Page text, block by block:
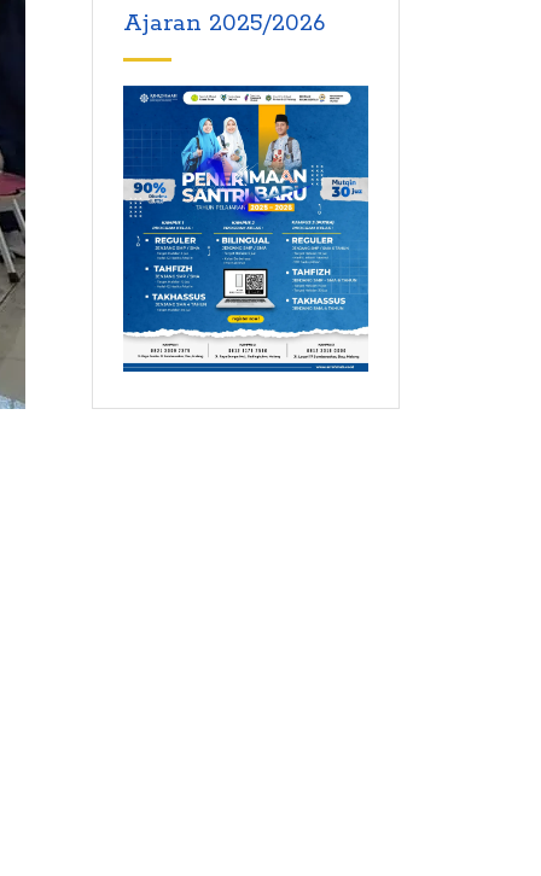
Ajaran 2025/2026